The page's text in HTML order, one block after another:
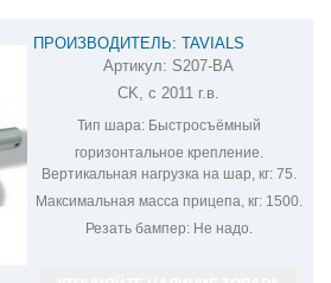
ПРОИЗВОДИТЕЛЬ: TAVIALS
ФАРКОП НА SSANG YONG ACTYON
S207-BA
Артикул: S207-BA
CK, с 2011 г.в.
Тип шара:Быстросъёмный
горизонтальное крепление.
Вертикальная нагрузка на шар, кг:75.
Максимальная масса прицепа, кг:1500.
Резать бампер:Не надо.